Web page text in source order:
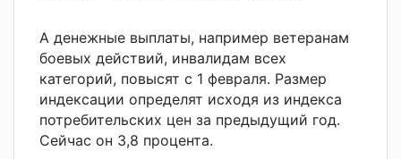
А денежные выплаты, например ветеранам
боевых действий, инвалидам всех
категорий, повысят с 1 февраля. Размер
индексации определят исходя из индекса
потребительских цен за предыдущий год.
Сейчас он 3,8 процента.